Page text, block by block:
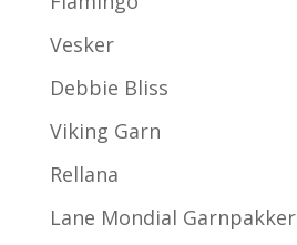
Vesker
Debbie Bliss
Viking Garn
Rellana
Lane Mondial Garnpakker